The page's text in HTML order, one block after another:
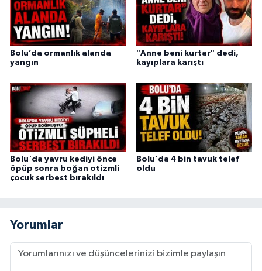
Bolu’da ormanlık alanda
yangın
"Anne beni kurtar" dedi,
kayıplara karıştı
Bolu'da yavru kediyi önce
öpüp sonra boğan otizmli
çocuk serbest bırakıldı
Bolu'da 4 bin tavuk telef
oldu
Yorumlar